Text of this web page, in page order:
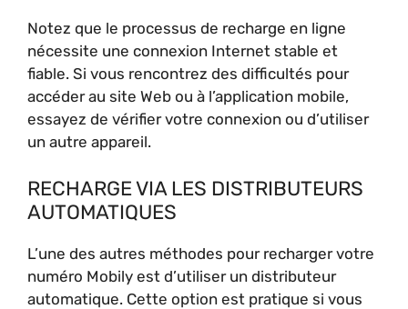
Notez que le processus de recharge en ligne
nécessite une connexion Internet stable et
fiable. Si vous rencontrez des difficultés pour
accéder au site Web ou à l’application mobile,
essayez de vérifier votre connexion ou d’utiliser
un autre appareil.
RECHARGE VIA LES DISTRIBUTEURS
AUTOMATIQUES
L’une des autres méthodes pour recharger votre
numéro Mobily est d’utiliser un distributeur
automatique. Cette option est pratique si vous